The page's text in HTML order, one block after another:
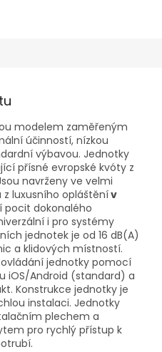
modelem zaměřeným
účinností, nízkou
výbavou. Jednotky
přísné evropské kvóty z
navrženy ve velmi
luxusního opláštěnív
pocit dokonalého
i pro systémy
jednotek je od 16 dB(A)
a klidových místností.
jednotky pomocí
iOS/Android (standard) a
Konstrukce jednotky je
instalaci. Jednotky
plechem a
pro rychlý přístup k